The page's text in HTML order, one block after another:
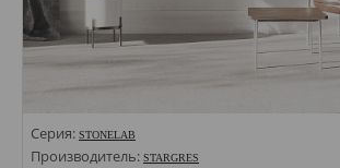
Серия: STONELAB
Производитель: STARGRES